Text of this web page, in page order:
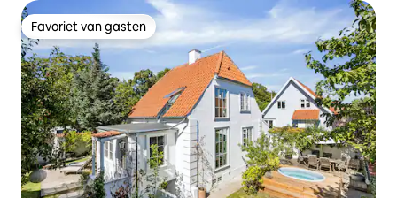
Favoriet van gasten
Favoriet van gasten